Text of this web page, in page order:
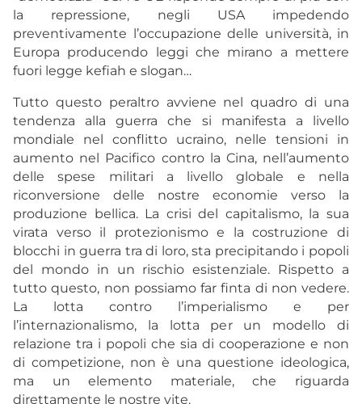
la repressione, negli USA impedendo
preventivamente l’occupazione delle università, in
Europa producendo leggi che mirano a mettere
fuori legge kefiah e slogan…
Tutto questo peraltro avviene nel quadro di una
tendenza alla guerra che si manifesta a livello
mondiale nel conflitto ucraino, nelle tensioni in
aumento nel Pacifico contro la Cina, nell’aumento
delle spese militari a livello globale e nella
riconversione delle nostre economie verso la
produzione bellica. La crisi del capitalismo, la sua
virata verso il protezionismo e la costruzione di
blocchi in guerra tra di loro, sta precipitando i popoli
del mondo in un rischio esistenziale. Rispetto a
tutto questo, non possiamo far finta di non vedere.
La lotta contro l’imperialismo e per
l’internazionalismo, la lotta per un modello di
relazione tra i popoli che sia di cooperazione e non
di competizione, non è una questione ideologica,
ma un elemento materiale, che riguarda
direttamente le nostre vite.